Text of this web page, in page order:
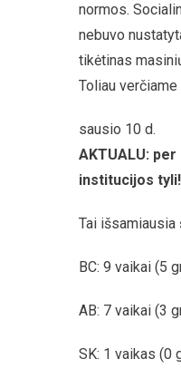
normos.
nebuvo
tikėtinas
Toliau
sausio 10 d.
AKTUALU:
institucijos
Tai išsamiausia
BC: 9 vaikai (5
AB: 7 vaikai (3
SK: 1 vaikas (0